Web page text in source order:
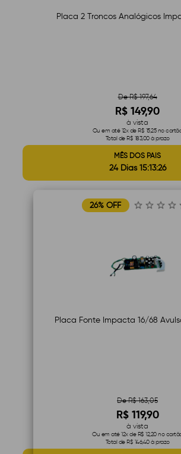
Placa 2 Troncos Analógicos
De R$ 197,64
R$ 149,90
à vista
Ou em até 12x de R$ 15,25 no
Total de R$ 183,00 à prazo
MÊS DOS PAIS
24 Dias 15:13:25
26% OFF
Placa Fonte Impacta 16/68
De R$ 163,05
R$ 119,90
à vista
Ou em até 12x de R$ 12,20 no
Total de R$ 146,40 à prazo